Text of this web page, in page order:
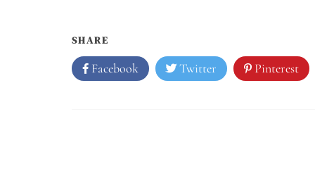
SHARE
Facebook Twitter Pinterest